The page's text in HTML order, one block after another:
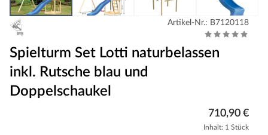
Artikel-Nr.: B7120118
Spielturm Set Lotti naturbelassen
inkl. Rutsche blau und
Doppelschaukel
710,90 €
Inhalt: 1 Stück